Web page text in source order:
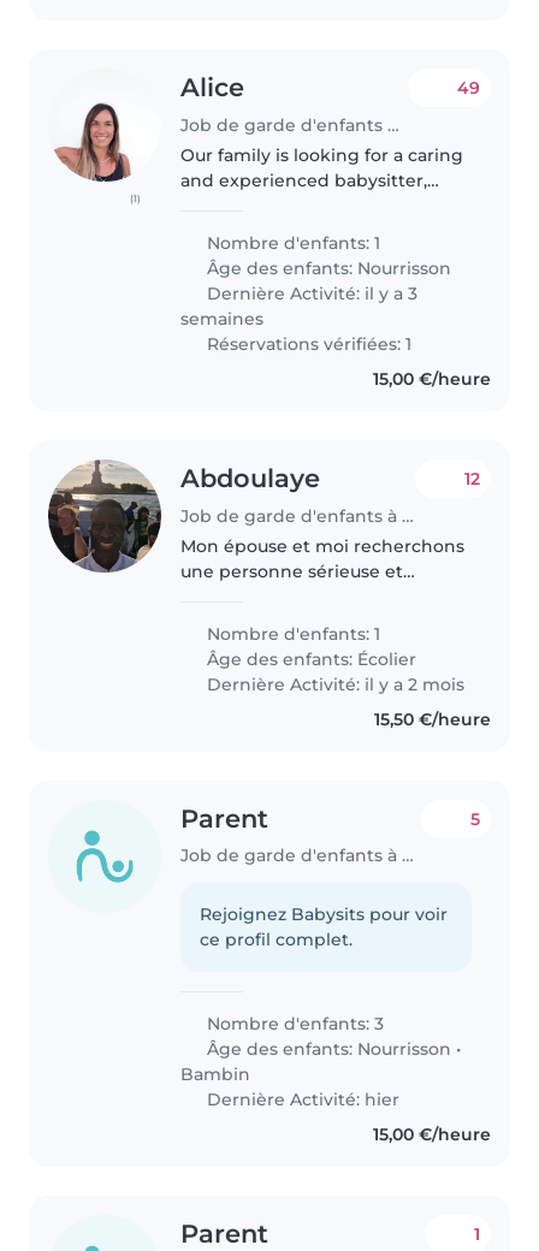
(1)
Alice
Job de garde d'enfants à Luxembourg
49
Our family is looking for a caring
and experienced babysitter,
multilingual household and look
after our energetic, curious, and
talkative baby. We..
Nombre d'enfants: 1
Âge des enfants: Nourrisson
Dernière Activité: il y a 3
semaines
Réservations vérifiées: 1
15,00 €/heure
Abdoulaye
Job de garde d'enfants à Contern
12
Mon épouse et moi recherchons
une personne sérieuse et
jeudis. 📍 Il s’agit de le récupérer
à 16h30 à La Cloche d’Or et..
Nombre d'enfants: 1
Âge des enfants: Écolier
Dernière Activité: il y a 2 mois
15,50 €/heure
Parent
Job de garde d'enfants à Lorentzweiler
5
Rejoignez Babysits pour voir
ce profil complet.
Nombre d'enfants: 3
Âge des enfants: Nourrisson •
Bambin
Dernière Activité: hier
15,00 €/heure
Parent 1